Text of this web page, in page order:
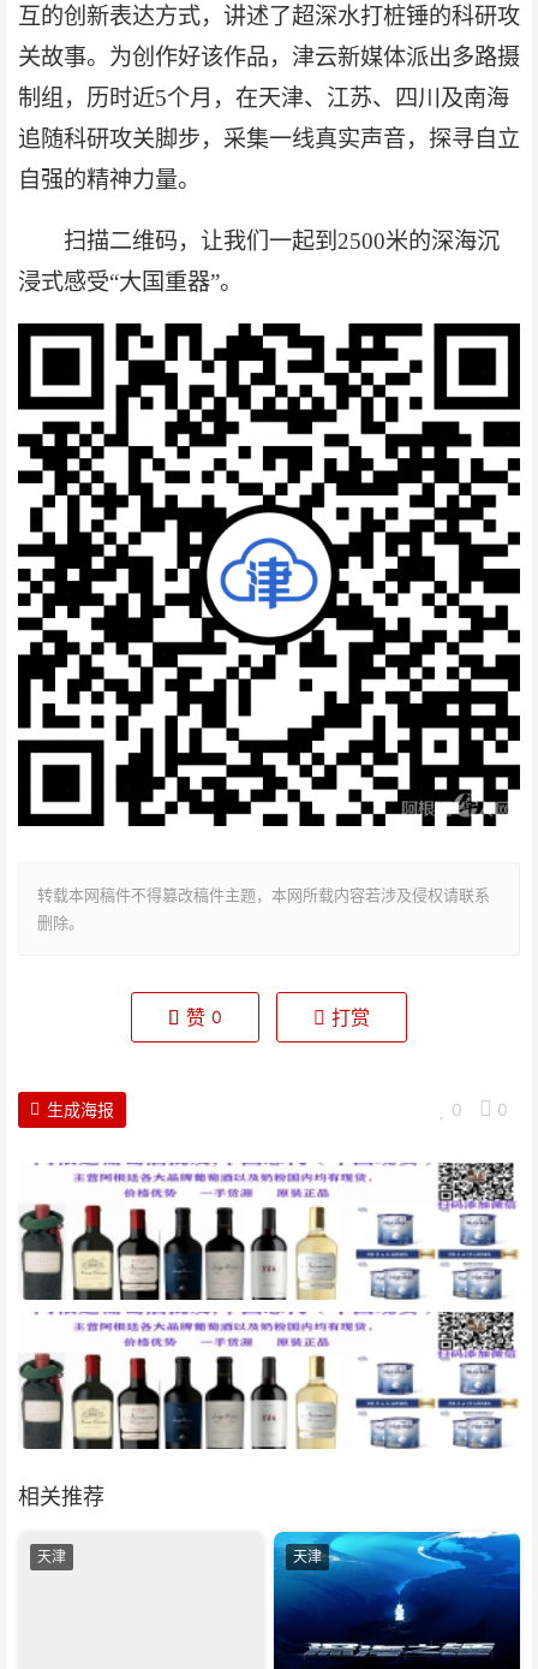
互的创新表达方式，讲述了超深水打桩锤的科研攻
关故事。为创作好该作品，津云新媒体派出多路摄
制组，历时近5个月，在天津、江苏、四川及南海
追随科研攻关脚步，采集一线真实声音，探寻自立
自强的精神力量。
扫描二维码，让我们一起到2500米的深海沉
浸式感受“大国重器”。
转载本网稿件不得篡改稿件主题，本网所载内容若涉及侵权请联系
删除。
赞 0 打赏
0 0
生成海报
相关推荐
天津 天津